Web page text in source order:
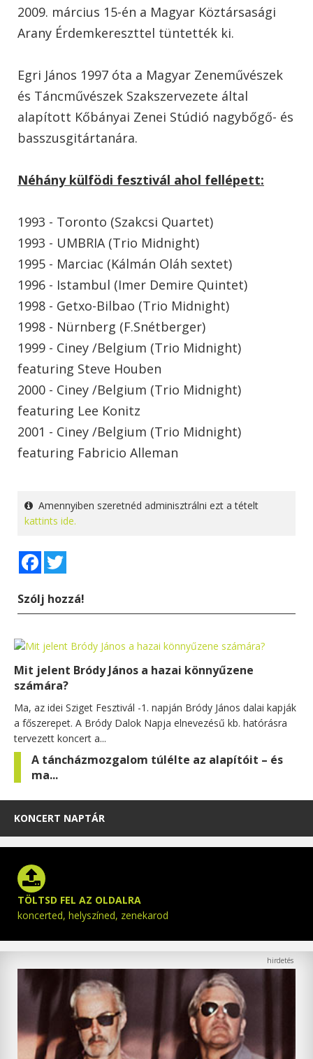
2009. március 15-én a Magyar Köztársasági
Arany Érdemkereszttel tüntették ki.
Egri János 1997 óta a Magyar Zeneművészek
és Táncművészek Szakszervezete által
alapított Kőbányai Zenei Stúdió nagybőgő- és
basszusgitártanára.
Néhány külfödi fesztivál ahol fellépett:
1993 - Toronto (Szakcsi Quartet)
1993 - UMBRIA (Trio Midnight)
1995 - Marciac (Kálmán Oláh sextet)
1996 - Istambul (Imer Demire Quintet)
1998 - Getxo-Bilbao (Trio Midnight)
1998 - Nürnberg (F.Snétberger)
1999 - Ciney /Belgium (Trio Midnight)
featuring Steve Houben
2000 - Ciney /Belgium (Trio Midnight)
featuring Lee Konitz
2001 - Ciney /Belgium (Trio Midnight)
featuring Fabricio Alleman
Amennyiben szeretnéd adminisztrálni ezt a tételt
kattints ide.
Facebook
Szólj hozzá!
Mit jelent Bródy János a hazai könnyűzene
számára?
Ma, az idei Sziget Fesztivál -1. napján Bródy János dalai kapják
a főszerepet. A Bródy Dalok Napja elnevezésű kb. hatórásra
tervezett koncert a...
A táncházmozgalom túlélte az alapítóit – és
ma...
KONCERT NAPTÁR
TÖLTSD FEL AZ OLDALRA
koncerted, helyszíned, zenekarod